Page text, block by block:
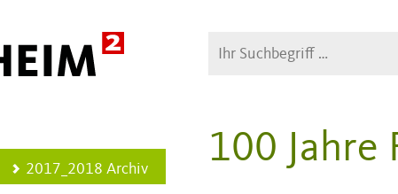
Suche
2017_2018 Archiv 100 Jahre